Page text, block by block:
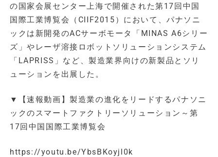
の国家会展センター上海で開催された第17回中国
国際工業博覧会（CIIF2015）において、パナソニ
ックは新開発のACサーボモータ「MINAS A6シリー
ズ」やレーザ溶接ロボットソリューションシステム
「LAPRISS」など、製造業界向けの新製品とソリ
ューションを出展した。
▼【速報動画】製造業の進化をリードするパナソニ
ックのスマートファクトリーソリューション～第
17回中国国際工業博覧会
https://youtu.be/YbsBKoyjl0k